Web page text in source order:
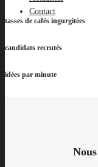
Contact
tasses de cafés ingurgitées
candidats recrutés
idées par minute